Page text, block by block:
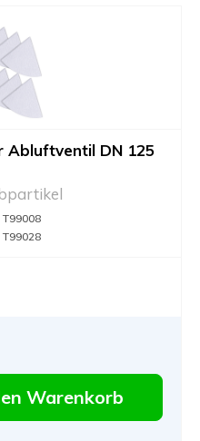
Abluftventil DN 125
T99008
T99028
Warenkorb